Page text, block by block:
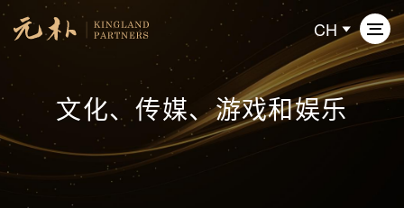
CH
关于元朴
业务领域
文化、传媒、游戏和娱乐